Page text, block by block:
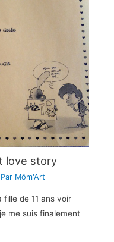
love story
Môm'Art
de 11 ans voir
me suis finalement